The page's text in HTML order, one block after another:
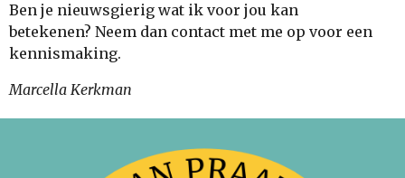
Ben je nieuwsgierig wat ik voor jou kan
betekenen? Neem dan contact met me op voor een
kennismaking.
Marcella Kerkman